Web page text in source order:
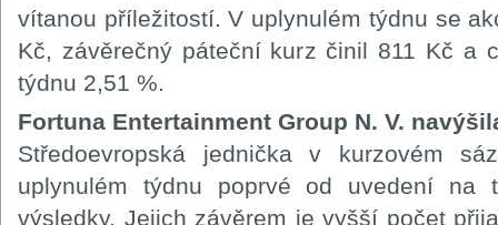
vítanou příležitostí. V uplynulém týdnu se
Kč, závěrečný páteční kurz činil 811 Kč a
týdnu 2,51 %.
Fortuna Entertainment Group N. V.
Středoevropská jednička v kurzovém
uplynulém týdnu poprvé od uvedení na
výsledky. Jejich závěrem je vyšší počet